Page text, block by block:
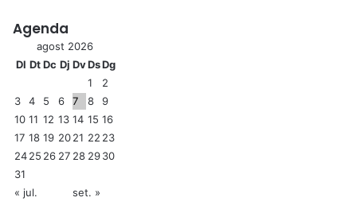
Agenda
agost 2026
Dl DtDc Dj DvDsDg
1
2
3
4 5 6 7 8
9
10 11 12 13 14 15 16
17 18 19 2021 22 23
2425 26 27 28 2930
31
« jul.
set. »